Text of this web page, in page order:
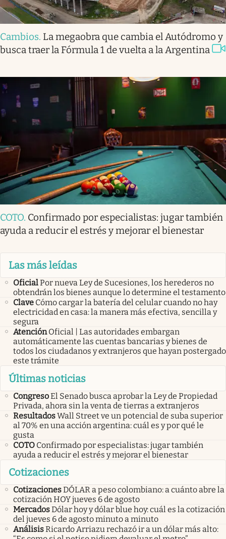
Cambios. La megaobra que cambia el Autódromo y
busca traer la Fórmula 1 de vuelta a la Argentina
COTO. Confirmado por especialistas: jugar también
ayuda a reducir el estrés y mejorar el bienestar
Las más leídas
OficialPor nueva Ley de Sucesiones, los herederos no
obtendrán los bienes aunque lo determine el testamento
Clave Cómo cargar la batería del celular cuando no hay
electricidad en casa: la manera más efectiva, sencilla y
segura
Atención Oficial | Las autoridades embargan
automáticamente las cuentas bancarias y bienes de
todos los ciudadanos y extranjeros que hayan postergado
este trámite
Últimas noticias
CongresoEl Senado busca aprobar la Ley de Propiedad
Privada, ahora sin la venta de tierras a extranjeros
ResultadosWall Street ve un potencial de suba superior
al 70% en una acción argentina: cuál es y por qué le
gusta
COTO Confirmado por especialistas: jugar también
ayuda a reducir el estrés y mejorar el bienestar
Cotizaciones
CotizacionesDÓLAR a peso colombiano: a cuánto abre la
cotización HOY jueves 6 de agosto
MercadosDólar hoy y dólar blue hoy: cuál es la cotización
del jueves 6 de agosto minuto a minuto
AnálisisRicardo Arriazu rechazó ir a un dólar más alto: